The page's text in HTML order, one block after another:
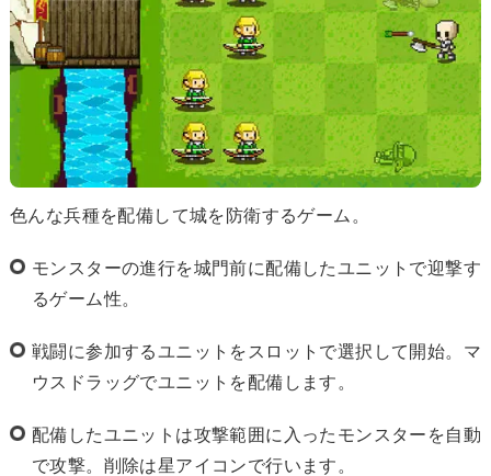
色んな兵種を配備して城を防衛するゲーム。
モンスターの進行を城門前に配備したユニットで迎撃す
るゲーム性。
戦闘に参加するユニットをスロットで選択して開始。マ
ウスドラッグでユニットを配備します。
配備したユニットは攻撃範囲に入ったモンスターを自動
で攻撃。削除は星アイコンで行います。